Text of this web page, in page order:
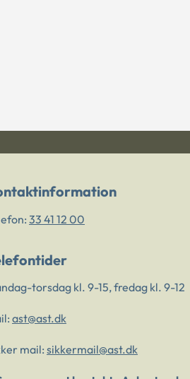
33 41 12 00
torsdag kl. 9-15, fredag kl. 9-12
ast@ast.dk
mail: sikkermail@ast.dk